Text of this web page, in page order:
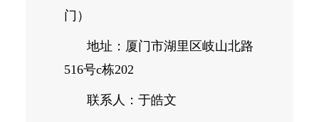
门）
地址 ： 厦门市湖里区岐山北路
516号c栋202
联系人：于皓文